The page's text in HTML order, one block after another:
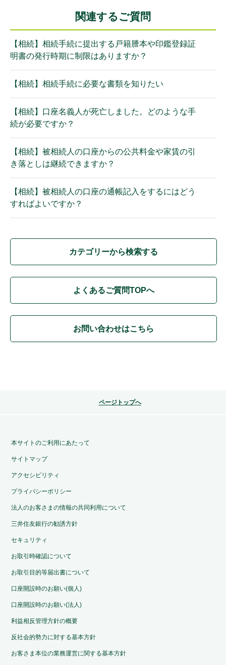
関連するご質問
【相続】相続手続に提出する戸籍謄本や印鑑登録証
明書の発行時期に制限はありますか？
【相続】相続手続に必要な書類を知りたい
【相続】口座名義人が死亡しました。どのような手
続が必要ですか？
【相続】被相続人の口座からの公共料金や家賃の引
き落としは継続できますか？
【相続】被相続人の口座の通帳記入をするにはどう
すればよいですか？
カテゴリーから検索する
よくあるご質問TOPへ
お問い合わせはこちら
ページトップへ
本サイトのご利用にあたって
サイトマップ
アクセシビリティ
プライバシーポリシー
法人のお客さまの情報の共同利用について
三井住友銀行の勧誘方針
セキュリティ
お取引時確認について
お取引目的等届出書について
口座開設時のお願い(個人)
口座開設時のお願い(法人)
利益相反管理方針の概要
反社会的勢力に対する基本方針
お客さま本位の業務運営に関する基本方針